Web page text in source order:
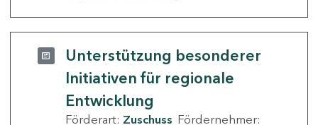
Unterstützung besonderer
Initiativen für regionale
Entwicklung
Förderart: Zuschuss Fördernehmer: